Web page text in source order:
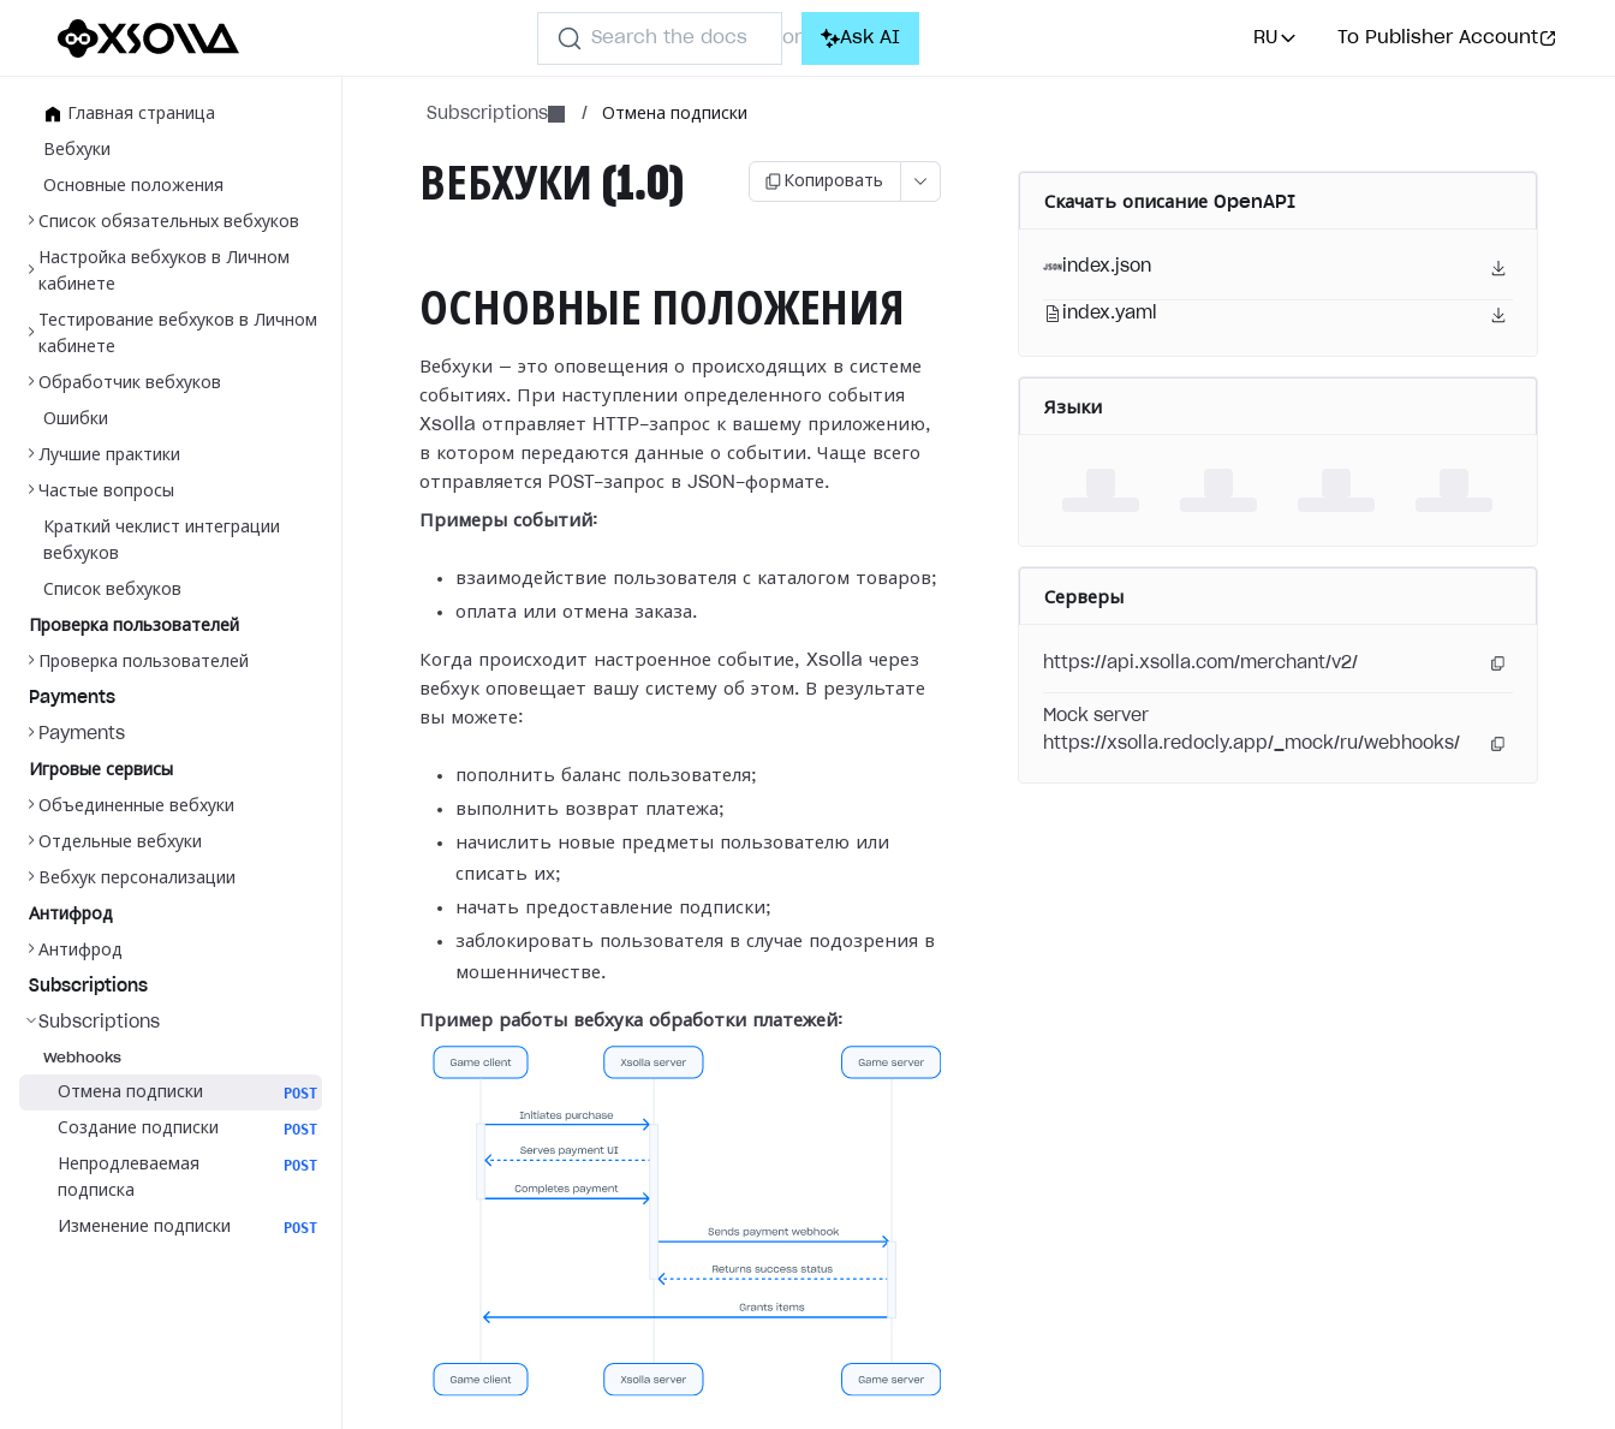
Search the docs or Ask AI RU To Publisher Account
Главная страница
Вебхуки
Основные положения
Список обязательных вебхуков
Настройка вебхуков в Личном
кабинете
Тестирование вебхуков в Личном
кабинете
Обработчик вебхуков
Ошибки
Лучшие практики
Частые вопросы
Краткий чеклист интеграции
вебхуков
Список вебхуков
Проверка пользователей
Проверка пользователей
Payments
Payments
Игровые сервисы
Объединенные вебхуки
Отдельные вебхуки
Вебхук персонализации
Антифрод
Антифрод
Subscriptions
Subscriptions
Webhooks
Отмена подписки POST
Создание подписки POST
Непродлеваемая
подписка
POST
Изменение подписки POST
Subscriptions / Отмена подписки
ВЕБХУКИ (1.0) Копировать
ОСНОВНЫЕ ПОЛОЖЕНИЯ
Вебхуки — это оповещения о происходящих в системе
событиях. При наступлении определенного события
Xsolla отправляет HTTP-запрос к вашему приложению,
в котором передаются данные о событии. Чаще всего
отправляется POST-запрос в JSON-формате.
Примеры событий:
взаимодействие пользователя с каталогом товаров;
оплата или отмена заказа.
Когда происходит настроенное событие, Xsolla через
вебхук оповещает вашу систему об этом. В результате
вы можете:
пополнить баланс пользователя;
выполнить возврат платежа;
начислить новые предметы пользователю или
списать их;
начать предоставление подписки;
заблокировать пользователя в случае подозрения в
мошенничестве.
Пример работы вебхука обработки платежей:
Скачать описание OpenAPI
index.json
index.yaml
Языки
Серверы
https://api.xsolla.com/merchant/v2/
Mock server
https://xsolla.redocly.app/_mock/ru/webhooks/